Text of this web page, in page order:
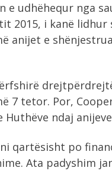
e udhëhequr nga
2015, i kanë
anijet e
7 tetor. Por,
ndaj
qartësisht po
Ata padyshim